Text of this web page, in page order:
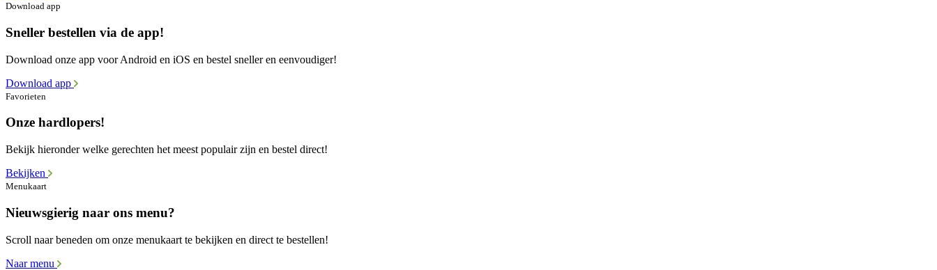
Download app
Sneller bestellen via de app!
Download onze app voor Android en iOS en bestel sneller en eenvoudiger!
Download app
Favorieten
Onze hardlopers!
Bekijk hieronder welke gerechten het meest populair zijn en bestel direct!
Bekijken
Menukaart
Nieuwsgierig naar ons menu?
Scroll naar beneden om onze menukaart te bekijken en direct te bestellen!
Naar menu